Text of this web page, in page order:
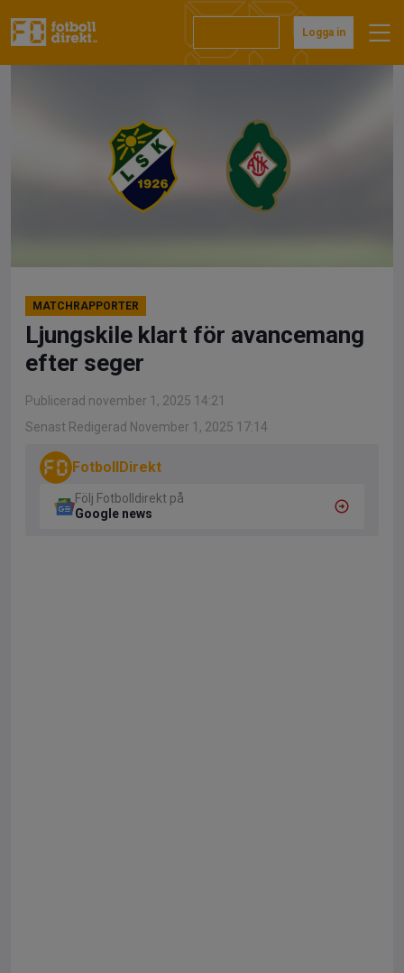
till
Logga in
MATCHRAPPORTER
Ljungskile klart för avancemang
efter seger
Publicerad november 1, 2025 14:21
Senast Redigerad November 1, 2025 17:14
FotbollDirekt
Följ Fotbolldirekt på
Google news